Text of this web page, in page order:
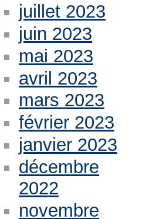
juillet 2023
juin 2023
mai 2023
avril 2023
mars 2023
février 2023
janvier 2023
décembre
2022
novembre